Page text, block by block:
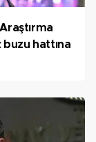
hattına